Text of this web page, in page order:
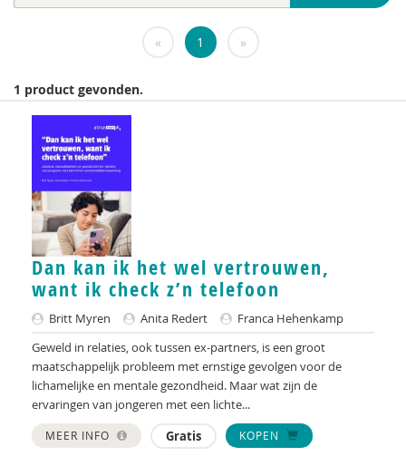
Fier
GREVIO
het Regeringscommissariaat seksueel
grensoverschrijdend gedrag en seksueel geweld
huisarts
KNMG
LIDIE
Maatschappelijk Impact Team
Mariëlle Bruning
Mentale gezondheidsnetwerken
« 1 »
1 product gevonden.
Dan kan ik het wel vertrouwen,
want ik check z’n telefoon
Britt Myren Anita Redert
Franca Hehenkamp
Geweld in relaties, ook tussen ex-partners, is een groot
maatschappelijk probleem met ernstige gevolgen voor de
lichamelijke en mentale gezondheid. Maar wat zijn de
ervaringen van jongeren met een lichte...
MEER INFO Gratis KOPEN